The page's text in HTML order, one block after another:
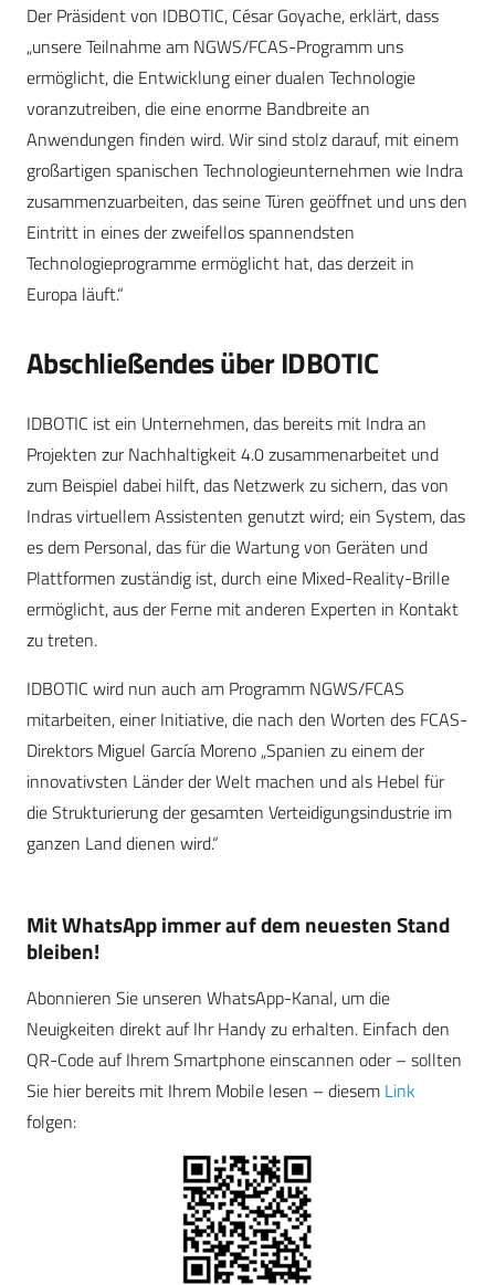
Der Präsident von IDBOTIC, César Goyache, erklärt, dass
„unsere Teilnahme am NGWS/FCAS-Programm uns
ermöglicht, die Entwicklung einer dualen Technologie
voranzutreiben, die eine enorme Bandbreite an
Anwendungen finden wird. Wir sind stolz darauf, mit einem
großartigen spanischen Technologieunternehmen wie Indra
zusammenzuarbeiten, das seine Türen geöffnet und uns den
Eintritt in eines der zweifellos spannendsten
Technologieprogramme ermöglicht hat, das derzeit in
Europa läuft.“
Abschließendes über IDBOTIC
IDBOTIC ist ein Unternehmen, das bereits mit Indra an
Projekten zur Nachhaltigkeit 4.0 zusammenarbeitet und
zum Beispiel dabei hilft, das Netzwerk zu sichern, das von
Indras virtuellem Assistenten genutzt wird; ein System, das
es dem Personal, das für die Wartung von Geräten und
Plattformen zuständig ist, durch eine Mixed-Reality-Brille
ermöglicht, aus der Ferne mit anderen Experten in Kontakt
zu treten.
IDBOTIC wird nun auch am Programm NGWS/FCAS
mitarbeiten, einer Initiative, die nach den Worten des FCAS-
Direktors Miguel García Moreno „Spanien zu einem der
innovativsten Länder der Welt machen und als Hebel für
die Strukturierung der gesamten Verteidigungsindustrie im
ganzen Land dienen wird.“
Mit WhatsApp immer auf dem neuesten Stand
bleiben!
Abonnieren Sie unseren WhatsApp-Kanal, um die
Neuigkeiten direkt auf Ihr Handy zu erhalten. Einfach den
QR-Code auf Ihrem Smartphone einscannen oder – sollten
Sie hier bereits mit Ihrem Mobile lesen – diesem Link
folgen: